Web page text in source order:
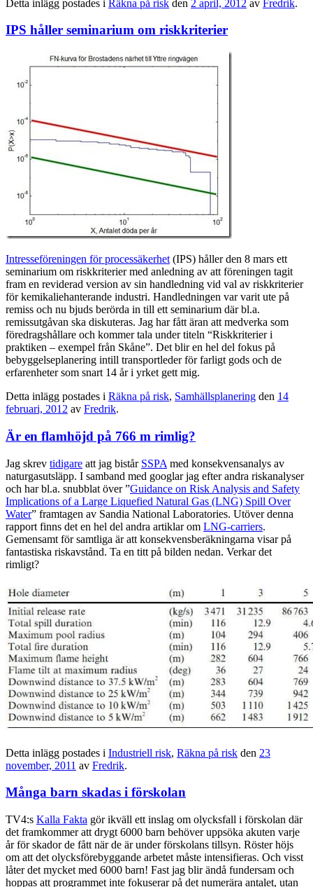
Detta inlägg postades i Räkna på risk den 2 april, 2012 av Fredrik.
IPS håller seminarium om riskkriterier
Intresseföreningen för processäkerhet (IPS) håller den 8 mars ett
seminarium om riskkriterier med anledning av att föreningen tagit
fram en reviderad version av sin handledning vid val av riskkriterier
för kemikaliehanterande industri. Handledningen var varit ute på
remiss och nu bjuds berörda in till ett seminarium där bl.a.
remissutgåvan ska diskuteras. Jag har fått äran att medverka som
föredragshållare och kommer tala under titeln “Riskkriterier i
praktiken – exempel från Skåne”. Det blir en hel del fokus på
bebyggelseplanering intill transportleder för farligt gods och de
erfarenheter som snart 14 år i yrket gett mig.
Detta inlägg postades i Räkna på risk, Samhällsplanering den 14
februari, 2012 av Fredrik.
Är en flamhöjd på 766 m rimlig?
Jag skrev tidigare att jag bistår SSPA med konsekvensanalys av
naturgasutsläpp. I samband med googlar jag efter andra riskanalyser
och har bl.a. snubblat över ”Guidance on Risk Analysis and Safety
Implications of a Large Liquefied Natural Gas (LNG) Spill Over
Water” framtagen av Sandia National Laboratories. Utöver denna
rapport finns det en hel del andra artiklar om LNG-carriers.
Gemensamt för samtliga är att konsekvensberäkningarna visar på
fantastiska riskavstånd. Ta en titt på bilden nedan. Verkar det
rimligt?
Detta inlägg postades i Industriell risk, Räkna på risk den 23
november, 2011 av Fredrik.
Många barn skadas i förskolan
TV4:s Kalla Fakta gör ikväll ett inslag om olycksfall i förskolan där
det framkommer att drygt 6000 barn behöver uppsöka akuten varje
år för skador de fått när de är under förskolans tillsyn. Röster höjs
om att det olycksförebyggande arbetet måste intensifieras. Och visst
låter det mycket med 6000 barn! Fast jag blir ändå fundersam och
hoppas att programmet inte fokuserar på det numerära antalet, utan